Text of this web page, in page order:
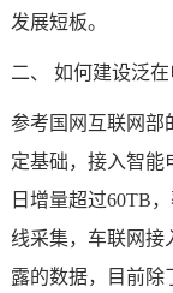
发展短板。
二、 如何建设泛
参考国网互联网部
定基础，接入智能
日增量超过60TB
线采集， 车联网接
露的数据，目前除